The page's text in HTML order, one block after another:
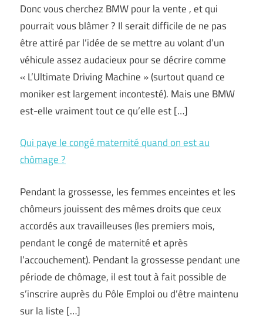
Donc vous cherchez BMW pour la vente , et qui
pourrait vous blâmer ? Il serait difficile de ne pas
être attiré par l’idée de se mettre au volant d’un
véhicule assez audacieux pour se décrire comme
« L’Ultimate Driving Machine » (surtout quand ce
moniker est largement incontesté). Mais une BMW
est-elle vraiment tout ce qu’elle est […]
Qui paye le congé maternité quand on est au
chômage ?
Pendant la grossesse, les femmes enceintes et les
chômeurs jouissent des mêmes droits que ceux
accordés aux travailleuses (les premiers mois,
pendant le congé de maternité et après
l’accouchement). Pendant la grossesse pendant une
période de chômage, il est tout à fait possible de
s’inscrire auprès du Pôle Emploi ou d’être maintenu
sur la liste […]